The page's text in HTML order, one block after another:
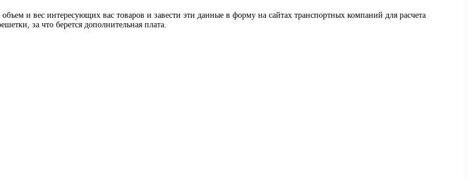
и вес интересующих вас товаров и завести эти данные в форму на сайтах транспортных компаний для расчета
за что берется дополнительная плата.